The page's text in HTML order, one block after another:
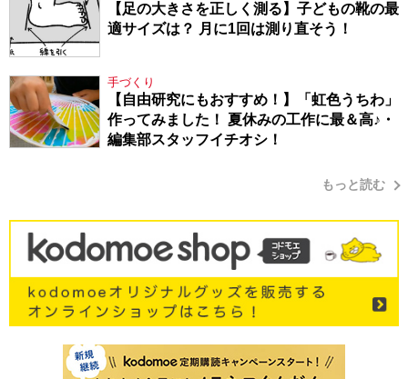
【足の大きさを正しく測る】子どもの靴の最
適サイズは？ 月に1回は測り直そう！
手づくり
【自由研究にもおすすめ！】「虹色うちわ」
作ってみました！ 夏休みの工作に最＆高♪・
編集部スタッフイチオシ！
もっと読む